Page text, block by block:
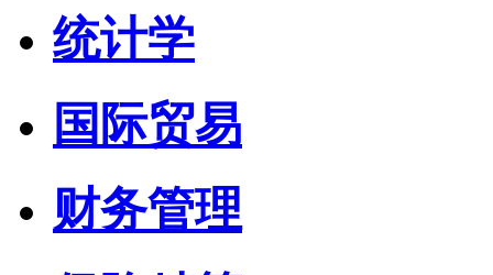
统计学
国际贸易
财务管理